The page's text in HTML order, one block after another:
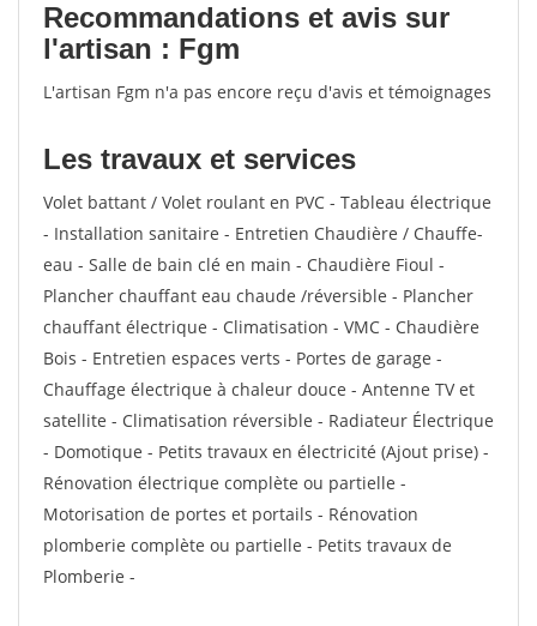
Recommandations et avis sur
l'artisan : Fgm
L'artisan Fgm n'a pas encore reçu d'avis et témoignages
Les travaux et services
Volet battant / Volet roulant en PVC - Tableau électrique
- Installation sanitaire - Entretien Chaudière / Chauffe-
eau - Salle de bain clé en main - Chaudière Fioul -
Plancher chauffant eau chaude /réversible - Plancher
chauffant électrique - Climatisation - VMC - Chaudière
Bois - Entretien espaces verts - Portes de garage -
Chauffage électrique à chaleur douce - Antenne TV et
satellite - Climatisation réversible - Radiateur Électrique
- Domotique - Petits travaux en électricité (Ajout prise) -
Rénovation électrique complète ou partielle -
Motorisation de portes et portails - Rénovation
plomberie complète ou partielle - Petits travaux de
Plomberie -